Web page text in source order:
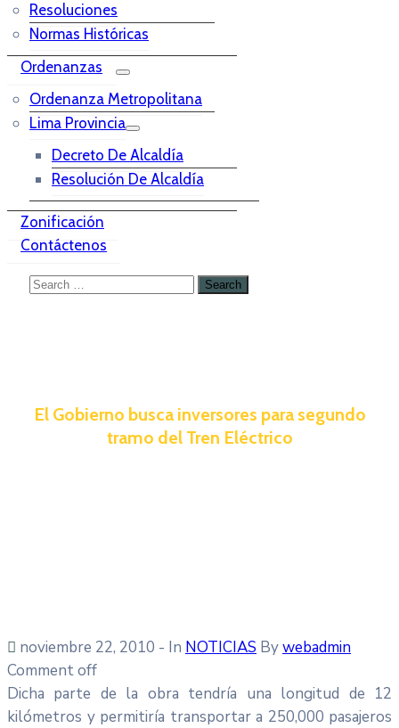
Resoluciones
Normas Históricas
Ordenanzas
Ordenanza Metropolitana
Lima Provincia
Decreto De Alcaldía
Resolución De Alcaldía
Zonificación
Contáctenos
El Gobierno busca inversores para segundo
tramo del Tren Eléctrico
noviembre 22, 2010 - In NOTICIAS Bywebadmin
Comment off
Dicha parte de la obra tendría una longitud de 12
kilómetros y permitiría transportar a 250,000 pasajeros